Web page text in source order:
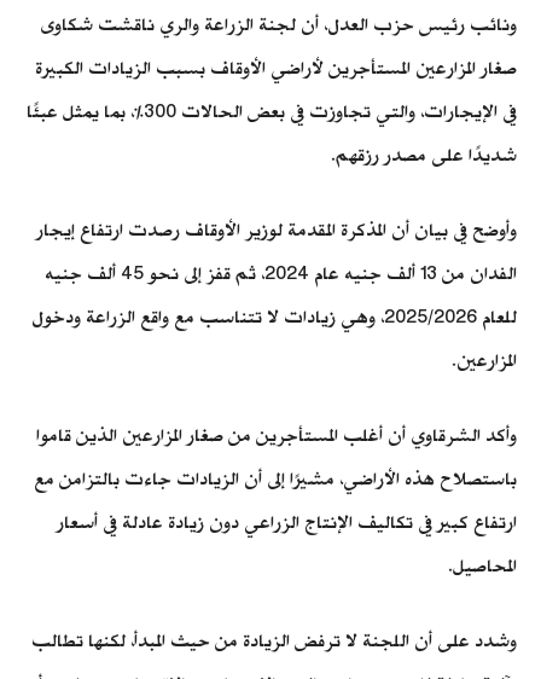
ونائب رئيس حزب العدل، أن لجنة الزراعة والري ناقشت شكاوى
صغار المزارعين المستأجرين لأراضي الأوقاف بسبب الزيادات الكبيرة
في الإيجارات، والتي تجاوزت في بعض الحالات 300%، بما يمثل عبئًا
شديدًا على مصدر رزقهم.
وأوضح في بيان أن المذكرة المقدمة لوزير الأوقاف رصدت ارتفاع إيجار
الفدان من 13 ألف جنيه عام 2024، ثم قفز إلى نحو 45 ألف جنيه
للعام 2025/2026، وهي زيادات لا تتناسب مع واقع الزراعة ودخول
المزارعين.
وأكد الشرقاوي أن أغلب المستأجرين من صغار المزارعين الذين قاموا
باستصلاح هذه الأراضي، مشيرًا إلى أن الزيادات جاءت بالتزامن مع
ارتفاع كبير في تكاليف الإنتاج الزراعي دون زيادة عادلة في أسعار
المحاصيل.
وشدد على أن اللجنة لا ترفض الزيادة من حيث المبدأ، لكنها تطالب